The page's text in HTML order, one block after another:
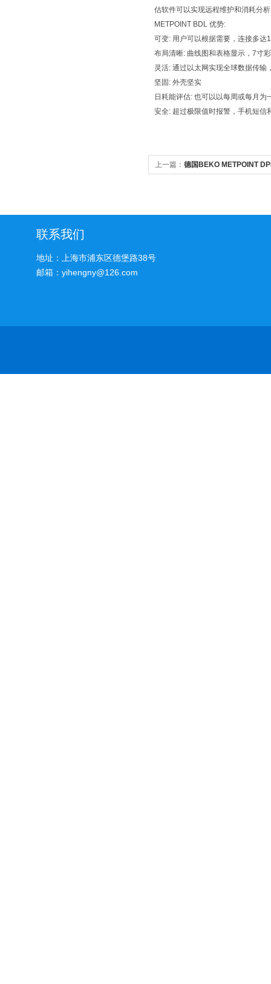
估软件可以实现远程维护和消耗分
METPOINT BDL 优势:
可变: 用户可以根据需要，连接多达
布局清晰: 曲线图和表格显示，7寸
灵活: 通过以太网实现全球数据传输
坚固: 外壳坚实
日耗能评估: 也可以以每周或每月为
安全: 超过极限值时报警，手机短信
上一篇： 德国BEKO METPOINT
联系我们
地址：上海市浦东区德堡路38号
邮箱：yihengny@126.com